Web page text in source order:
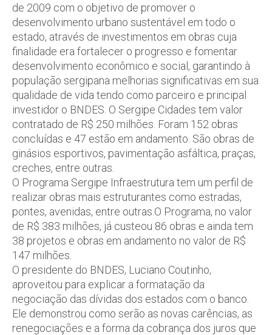
de 2009 com o objetivo de promover o
desenvolvimento urbano sustentável em todo o
estado, através de investimentos em obras cuja
finalidade era fortalecer o progresso e fomentar
desenvolvimento econômico e social, garantindo à
população sergipana melhorias significativas em sua
qualidade de vida tendo como parceiro e principal
investidor o BNDES. O Sergipe Cidades tem valor
contratado de R$ 250 milhões. Foram 152 obras
concluídas e 47 estão em andamento. São obras de
ginásios esportivos, pavimentação asfáltica, praças,
creches, entre outras.
O Programa Sergipe Infraestrutura tem um perfil de
realizar obras mais estruturantes como estradas,
pontes, avenidas, entre outras.O Programa, no valor
de R$ 383 milhões, já custeou 86 obras e ainda tem
38 projetos e obras em andamento no valor de R$
147 milhões.
O presidente do BNDES, Luciano Coutinho,
aproveitou para explicar a formatação da
negociação das dívidas dos estados com o banco.
Ele demonstrou como serão as novas carências, as
renegociações e a forma da cobrança dos juros que